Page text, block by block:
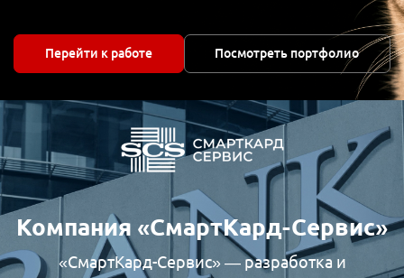
Перейти к работе Посмотреть портфолио
Компания «СмартКард-Сервис»
«СмартКард-Сервис» — разработка и